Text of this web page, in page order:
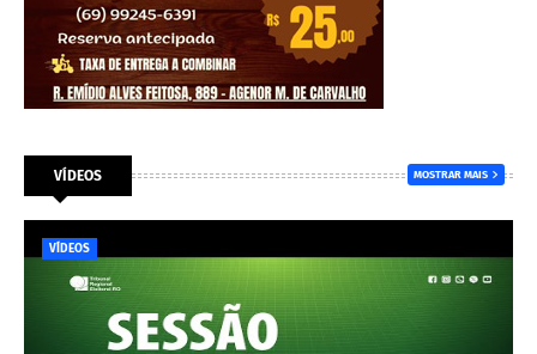
VÍDEOS MOSTRAR MAIS
VÍDEOS